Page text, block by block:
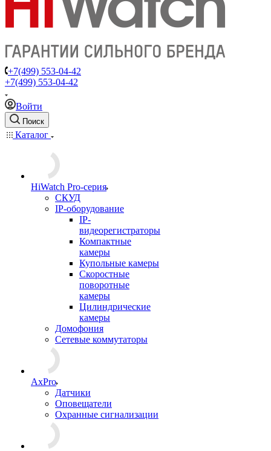
+7(499) 553-04-42
+7(499) 553-04-42
Войти
Поиск
Каталог
HiWatch Pro-серия
CКУД
IP-оборудование
IP-
видеорегистраторы
Компактные
камеры
Купольные камеры
Скоростные
поворотные
камеры
Цилиндрические
камеры
Домофония
Сетевые коммутаторы
AxPro
Датчики
Оповещатели
Охранные сигнализации